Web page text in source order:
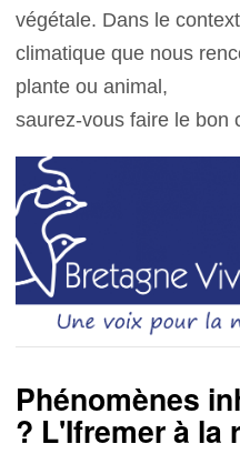
végétale. Dans le
climatique que nous
plante ou animal,
saurez-vous faire le bon
Phénomènes
? L'Ifremer à la